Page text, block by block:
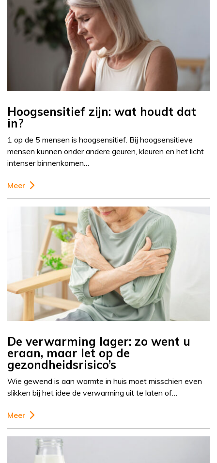
Hoogsensitief zijn: wat houdt dat
in?
1 op de 5 mensen is hoogsensitief. Bij hoogsensitieve
mensen kunnen onder andere geuren, kleuren en het licht
intenser binnenkomen…
Meer
De verwarming lager: zo went u
eraan, maar let op de
gezondheidsrisico’s
Wie gewend is aan warmte in huis moet misschien even
slikken bij het idee de verwarming uit te laten of…
Meer